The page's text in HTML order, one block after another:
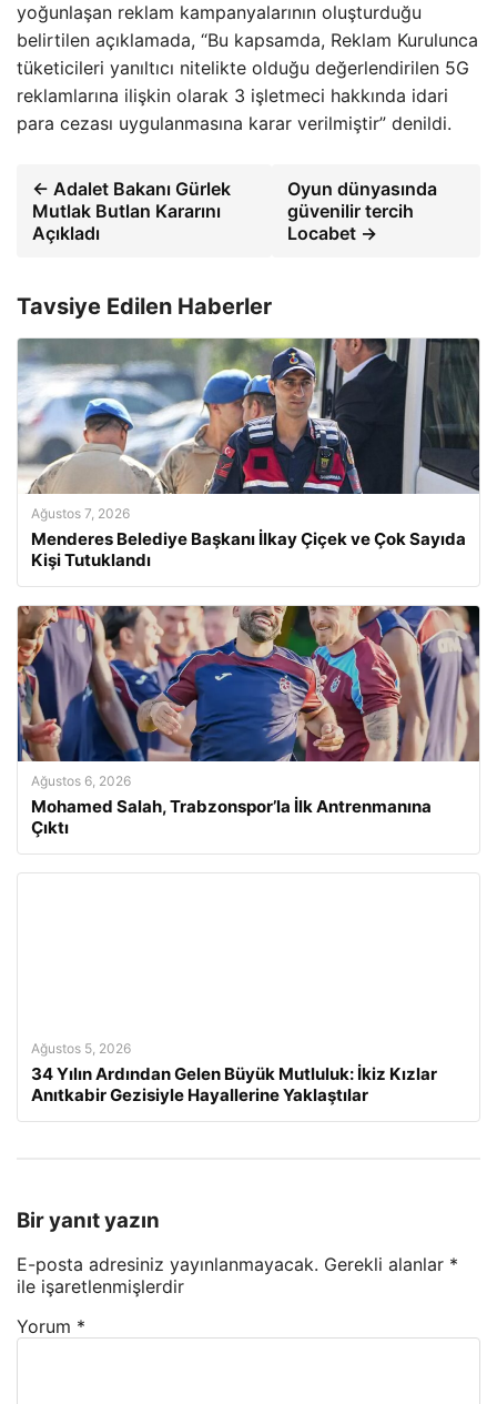
yoğunlaşan reklam kampanyalarının oluşturduğu
belirtilen açıklamada, “Bu kapsamda, Reklam Kurulunca
tüketicileri yanıltıcı nitelikte olduğu değerlendirilen 5G
reklamlarına ilişkin olarak 3 işletmeci hakkında idari
para cezası uygulanmasına karar verilmiştir” denildi.
← Adalet Bakanı Gürlek
Mutlak Butlan Kararını
Açıkladı
Oyun dünyasında
güvenilir tercih
Locabet →
Tavsiye Edilen Haberler
Ağustos 7, 2026
Menderes Belediye Başkanı İlkay Çiçek ve Çok Sayıda
Kişi Tutuklandı
Ağustos 6, 2026
Mohamed Salah, Trabzonspor’la İlk Antrenmanına
Çıktı
Ağustos 5, 2026
34 Yılın Ardından Gelen Büyük Mutluluk: İkiz Kızlar
Anıtkabir Gezisiyle Hayallerine Yaklaştılar
Bir yanıt yazın
E-posta adresiniz yayınlanmayacak. Gerekli alanlar *
ile işaretlenmişlerdir
Yorum *